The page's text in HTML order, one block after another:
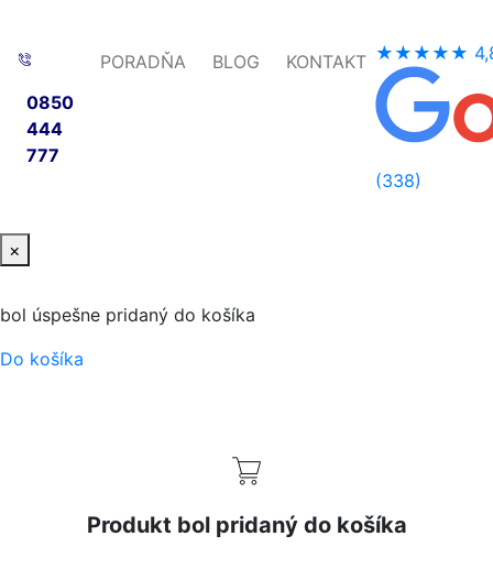
0850
444
777
PORADŇA BLOG KONTAKT ★★★★★
(338)
×
bol úspešne pridaný do košíka
Do košíka
Produkt bol pridaný do košíka